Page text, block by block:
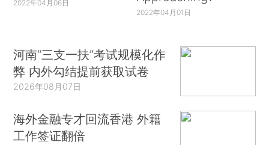
2022年04月06日
2022年04月01日
河南“三支一扶”考试规模化作
弊 内外勾结提前获取试卷
2026年08月07日
海外金融专才回流香港 外籍
工作签证翻倍